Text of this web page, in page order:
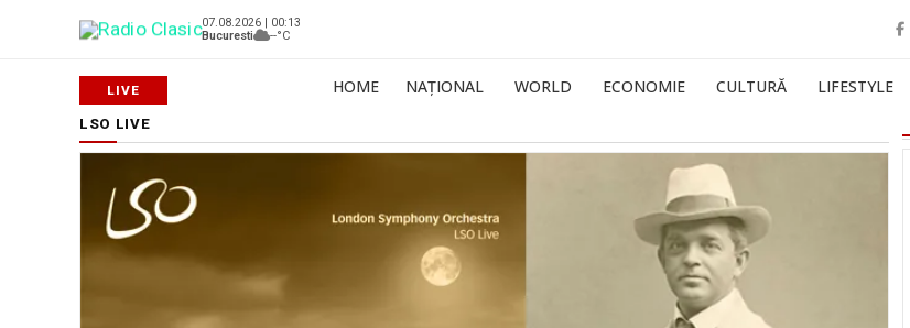
07.08.2026 | 00:13
Bucuresti
--°C
HOME NAȚIONAL WORLD ECONOMIE CULTURĂ LIFESTYLE
LSO LIVE